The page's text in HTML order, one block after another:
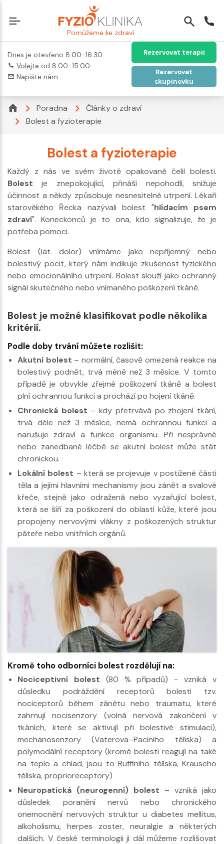
Pomůžeme ke zdraví
Dnes je otevřeno 8:00-16:30
Volejte od 8:00-15:00
Napište nám
Rezervovat terapii
Rezervovat
skupinovku
Poradna
Články o zdraví
Bolest a fyzioterapie
Bolest a fyzioterapie
Každý z nás ve svém životě opakovaně čelil bolesti.
Bolest je znepokojující, přináší nepohodlí, snižuje
účinnost a někdy způsobuje nesnesitelné utrpení. Lékaři
starověkého Řecka nazývali bolest "hlídacím psem
zdraví". Koneckonců je to ona, kdo signalizuje, že je
potřeba pomoci.
Bolest (lat. dolor) vnímáme jako nepříjemný nebo
bolestivý pocit, který nám indikuje zkušenost fyzického
nebo emocionálního utrpení. Bolest slouží jako ochranný
signál skutečného nebo vnímaného poškození tkáně.
Bolest je možné klasifikovat podle několika
kritérií.
Podle doby trvání můžete rozlišit:
Akutní bolest – normální, časově omezená reakce na
bolestivý podnět, trvá méně než 3 měsíce. V tomto
případě je obvykle zřejmé poškození tkáně a bolest
plní ochrannou funkci a prochází po hojení tkáně.
Chronická bolest – kdy přetrvává po zhojení tkání,
trvá déle než 3 měsíce, nemá ochrannou funkci a
narušuje zdraví a funkce organismu. Při nesprávné
nebo zanedbané léčbě se akutní bolest může stát
chronickou.
Lokální bolest – která se projevuje v postižené části
těla a jejími hlavními mechanismy jsou zánět a svalové
křeče, stejně jako odražená nebo vyzařující bolest,
která se šíří za poškození do oblastí kůže, které jsou
propojeny nervovými vlákny z poškozených struktur
páteře nebo vnitřních orgánů.
Kromě toho odborníci bolest rozdělují na:
Nociceptivní bolest (80 % případů) - vzniká v
důsledku podráždění receptorů bolesti tzv.
nociceptorů během zánětu nebo traumatu, které
zahrnují nocisenzory (volná nervová zakončení v
tkáních, které se aktivují při bolestivé stimulaci),
mechanosenzory (Vaterova–Paciniho tělíska) a
polymodální receptory (kromě bolesti reagují na také
na teplo a chlad, jsou to Ruffiniho tělíska, Krauseho
tělíska, proprioreceptory)
Neuropatická (neurogenní) bolest – vzniká jako
důsledek poranění nervů nebo chronického
onemocnění nervových struktur u diabetes mellitus,
alkoholismu, herpes zoster, neuralgie a některých
dalších. V české terminologii ji dál můžeme rozlišovat